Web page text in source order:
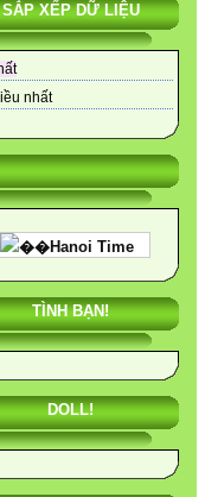
SẮP XẾP DỮ LIỆU
nhất
��Hanoi Time
TÌNH BẠN!
DOLL!